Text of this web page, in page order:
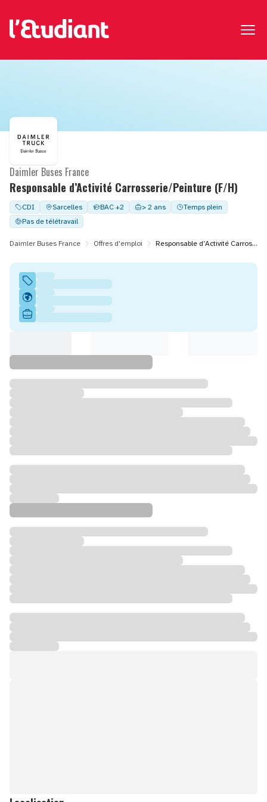
Responsable d’Activité Carrosserie/Peinture (F/H)
Daimler Buses France
CDI Sarcelles BAC +2 > 2 ans
Temps plein
Pas de télétravail
Daimler Buses France Offres d'emploi Responsable d’Activité Carrosserie/Peinture (F/H)